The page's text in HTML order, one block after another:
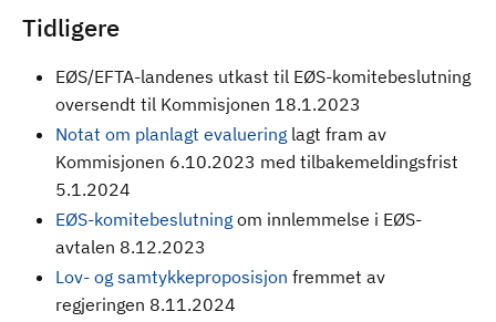
Tidligere
EØS/EFTA-landenes utkast til EØS-komitebeslutning
oversendt til Kommisjonen 18.1.2023
Notat om planlagt evaluering lagt fram av
Kommisjonen 6.10.2023 med tilbakemeldingsfrist
5.1.2024
EØS-komitebeslutning om innlemmelse i EØS-
avtalen 8.12.2023
Lov- og samtykkeproposisjon fremmet av
regjeringen 8.11.2024